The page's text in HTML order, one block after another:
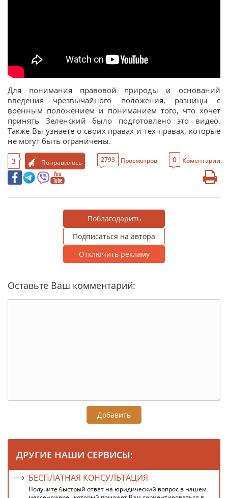
Для понимания правовой природы и оснований
введения чрезвычайного положения, разницы с
военным положением и пониманием того, что хочет
принять Зеленский было подготовлено это видео.
Также Вы узнаете о своих правах и тех правах, которые
не могут быть ограничены.
3 Понравилось 2793 Просмотров 0 Коментарии
Поблагодарить
Подписаться на автора
Отключить рекламу
Оставьте Ваш комментарий:
Добавить
ДРУГИЕ НАШИ СЕРВИСЫ:
БЕСПЛАТНАЯ КОНСУЛЬТАЦИЯ
Получите быстрый ответ на юридический вопрос в нашем